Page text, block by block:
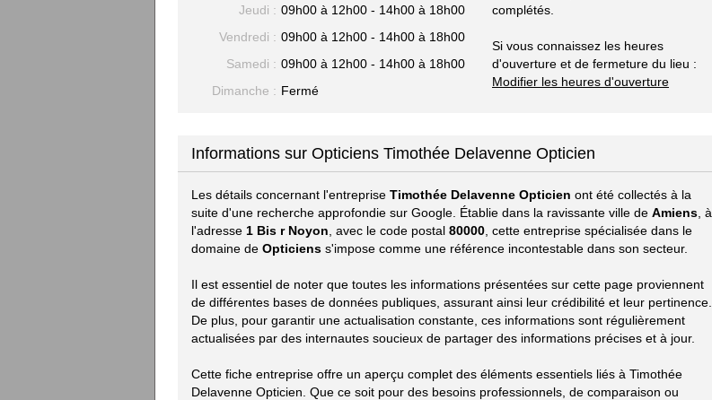
Jeudi : 09h00 à 12h00 - 14h00 à 18h00
Vendredi : 09h00 à 12h00 - 14h00 à 18h00
Samedi : 09h00 à 12h00 - 14h00 à 18h00
Dimanche : Fermé
complétés.
Si vous connaissez les heures
d'ouverture et de fermeture du lieu :
Modifier les heures d'ouverture
Informations sur Opticiens Timothée Delavenne Opticien
Les détails concernant l'entreprise Timothée Delavenne Opticien ont été collectés à la
suite d'une recherche approfondie sur Google. Établie dans la ravissante ville de Amiens , à
l'adresse 1 Bis r Noyon , avec le code postal 80000 , cette entreprise spécialisée dans le
domaine de Opticiens s'impose comme une référence incontestable dans son secteur.
Il est essentiel de noter que toutes les informations présentées sur cette page proviennent
de différentes bases de données publiques, assurant ainsi leur crédibilité et leur pertinence.
De plus, pour garantir une actualisation constante, ces informations sont régulièrement
actualisées par des internautes soucieux de partager des informations précises et à jour.
Cette fiche entreprise offre un aperçu complet des éléments essentiels liés à Timothée
Delavenne Opticien. Que ce soit pour des besoins professionnels, de comparaison ou